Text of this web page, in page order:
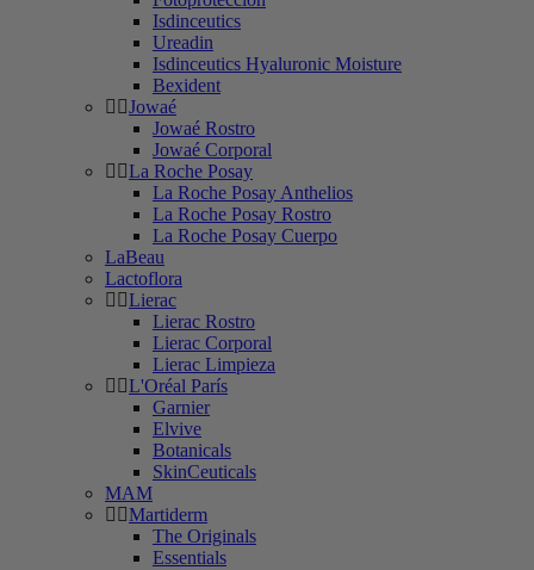
Isdinceutics
Ureadin
Isdinceutics Hyaluronic Moisture
Bexident
Jowaé
Jowaé Rostro
Jowaé Corporal
La Roche Posay
La Roche Posay Anthelios
La Roche Posay Rostro
La Roche Posay Cuerpo
LaBeau
Lactoflora
Lierac
Lierac Rostro
Lierac Corporal
Lierac Limpieza
L'Oréal París
Garnier
Elvive
Botanicals
SkinCeuticals
MAM
Martiderm
The Originals
Essentials